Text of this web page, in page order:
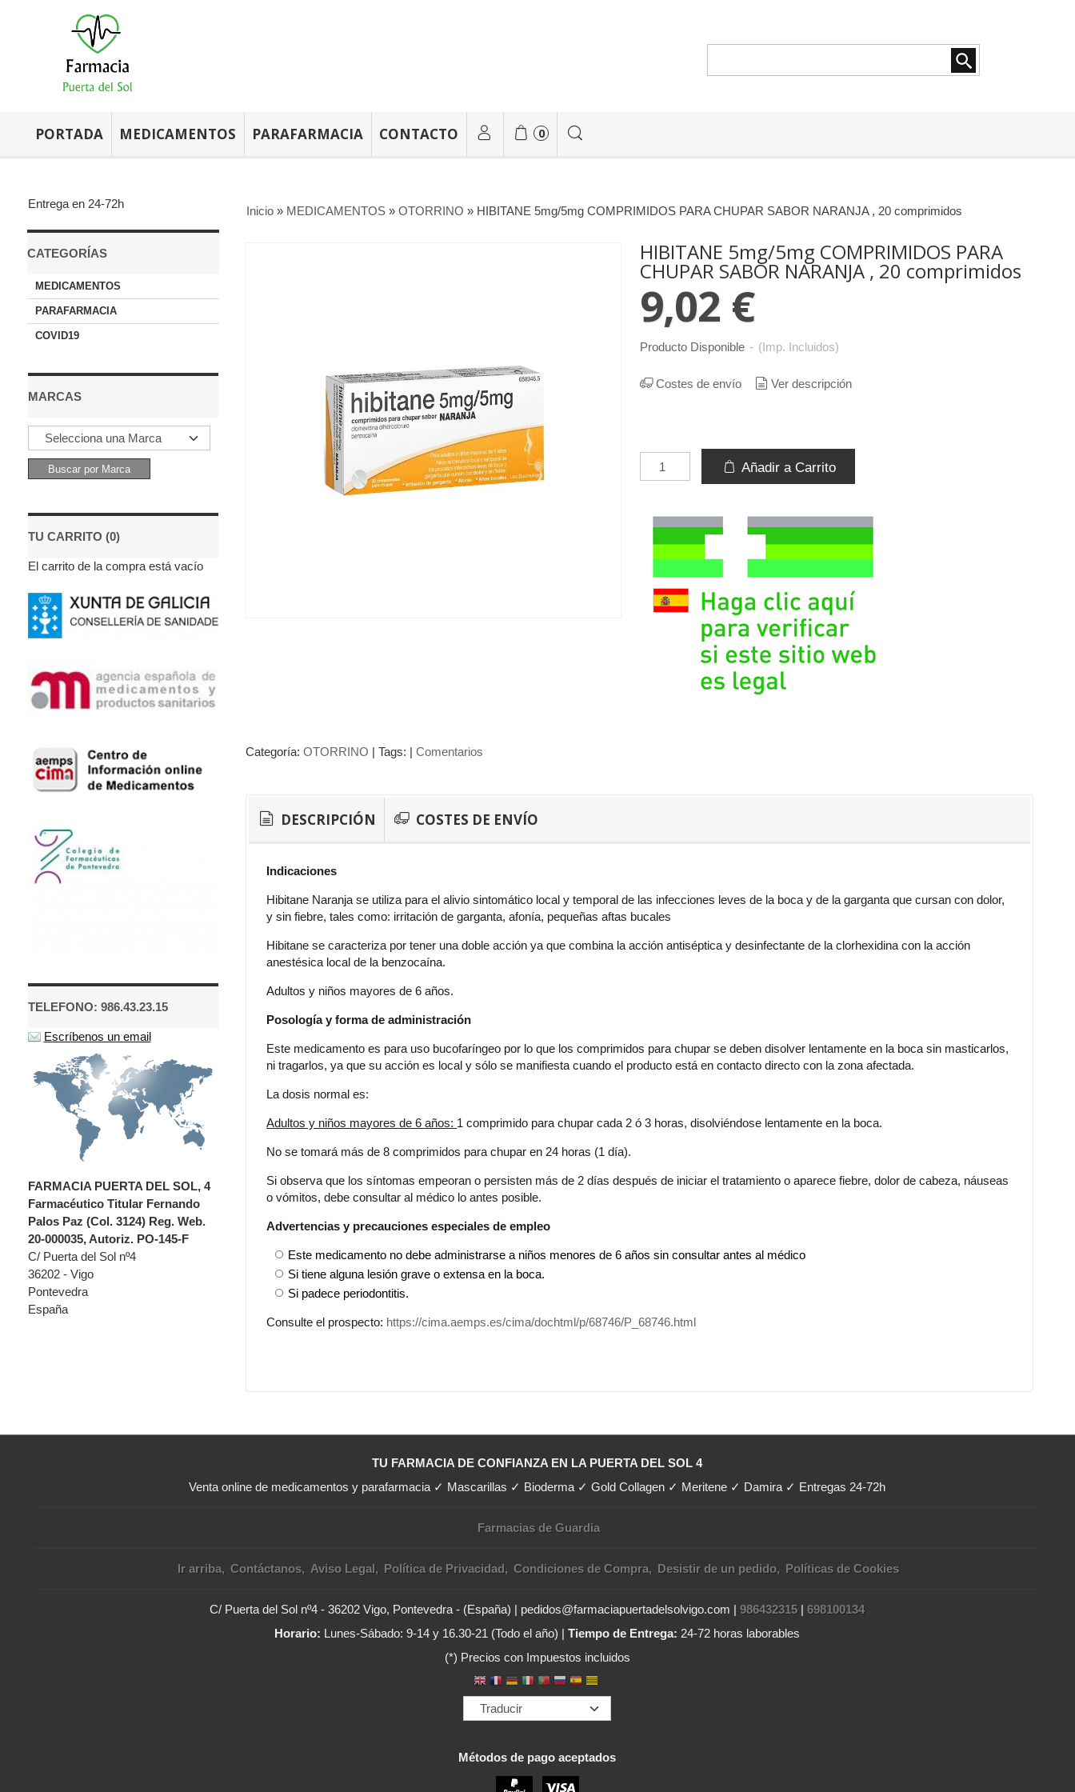
PORTADA MEDICAMENTOS PARAFARMACIA CONTACTO 0
Entrega en 24-72h
CATEGORÍAS
MEDICAMENTOS
PARAFARMACIA
COVID19
MARCAS
TU CARRITO (0)
El carrito de la compra está vacío
TELEFONO: 986.43.23.15
Escríbenos un email
FARMACIA PUERTA DEL SOL, 4
Farmacéutico Titular Fernando
Palos Paz (Col. 3124) Reg. Web.
20-000035, Autoriz. PO-145-F
C/ Puerta del Sol nº4
36202 - Vigo
Pontevedra
España
Inicio» MEDICAMENTOS» OTORRINO » HIBITANE 5mg/5mg COMPRIMIDOS PARA CHUPAR SABOR NARANJA , 20 comprimidos
HIBITANE 5mg/5mg COMPRIMIDOS PARA
CHUPAR SABOR NARANJA , 20 comprimidos
9,02 €
Producto Disponible - (Imp. Incluidos)
Costes de envío Ver descripción
Añadir a Carrito
Categoría: OTORRINO | Tags: | Comentarios
DESCRIPCIÓN COSTES DE ENVÍO
Indicaciones
Hibitane Naranja se utiliza para el alivio sintomático local y temporal de las infecciones leves de la boca y de la garganta que cursan con dolor,
y sin fiebre, tales como: irritación de garganta, afonía, pequeñas aftas bucales
Hibitane se caracteriza por tener una doble acción ya que combina la acción antiséptica y desinfectante de la clorhexidina con la acción
anestésica local de la benzocaína.
Adultos y niños mayores de 6 años.
Posología y forma de administración
Este medicamento es para uso bucofaríngeo por lo que los comprimidos para chupar se deben disolver lentamente en la boca sin masticarlos,
ni tragarlos, ya que su acción es local y sólo se manifiesta cuando el producto está en contacto directo con la zona afectada.
La dosis normal es:
Adultos y niños mayores de 6 años: 1 comprimido para chupar cada 2 ó 3 horas, disolviéndose lentamente en la boca.
No se tomará más de 8 comprimidos para chupar en 24 horas (1 día).
Si observa que los síntomas empeoran o persisten más de 2 días después de iniciar el tratamiento o aparece fiebre, dolor de cabeza, náuseas
o vómitos, debe consultar al médico lo antes posible.
Advertencias y precauciones especiales de empleo
Este medicamento no debe administrarse a niños menores de 6 años sin consultar antes al médico
Si tiene alguna lesión grave o extensa en la boca.
Si padece periodontitis.
Consulte el prospecto: https://cima.aemps.es/cima/dochtml/p/68746/P_68746.html
TU FARMACIA DE CONFIANZA EN LA PUERTA DEL SOL 4
Venta online de medicamentos y parafarmacia ✓ Mascarillas ✓ Bioderma ✓ Gold Collagen ✓ Meritene ✓ Damira ✓ Entregas 24-72h
Farmacias de Guardia
Ir arriba Contáctanos Aviso Legal Política de Privacidad Condiciones de Compra Desistir de un pedido Políticas de Cookies
C/ Puerta del Sol nº4 - 36202 Vigo, Pontevedra - (España) | pedidos@farmaciapuertadelsolvigo.com |986432315 |698100134
Horario: Lunes-Sábado: 9-14 y 16.30-21 (Todo el año) |Tiempo de Entrega: 24-72 horas laborables
(*) Precios con Impuestos incluidos
Métodos de pago aceptados